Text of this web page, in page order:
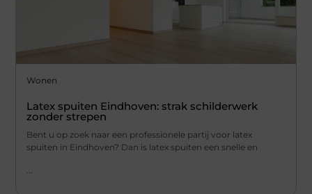
Wonen
Latex spuiten Eindhoven: strak schilderwerk
zonder strepen
Bent u op zoek naar een professionele partij voor latex
spuiten in Eindhoven? Dan is latex spuiten een snelle en